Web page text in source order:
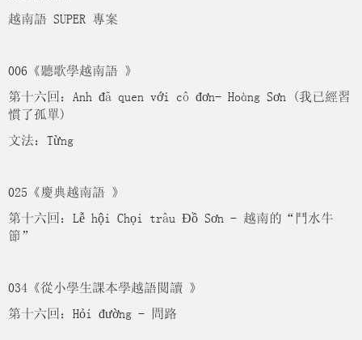
越南語 SUPER 專案
006《聽歌學越南語 》
第十六回：Anh đã quen với cô đơn- Hoàng Sơn (我已經習
慣了孤單)
文法：Từng
025《慶典越南語 》
第十六回：Lễ hội Chọi trâu Đồ Sơn - 越南的“鬥水牛
節”
034《從小學生課本學越語閱讀 》
第十六回：Hỏi đường - 問路